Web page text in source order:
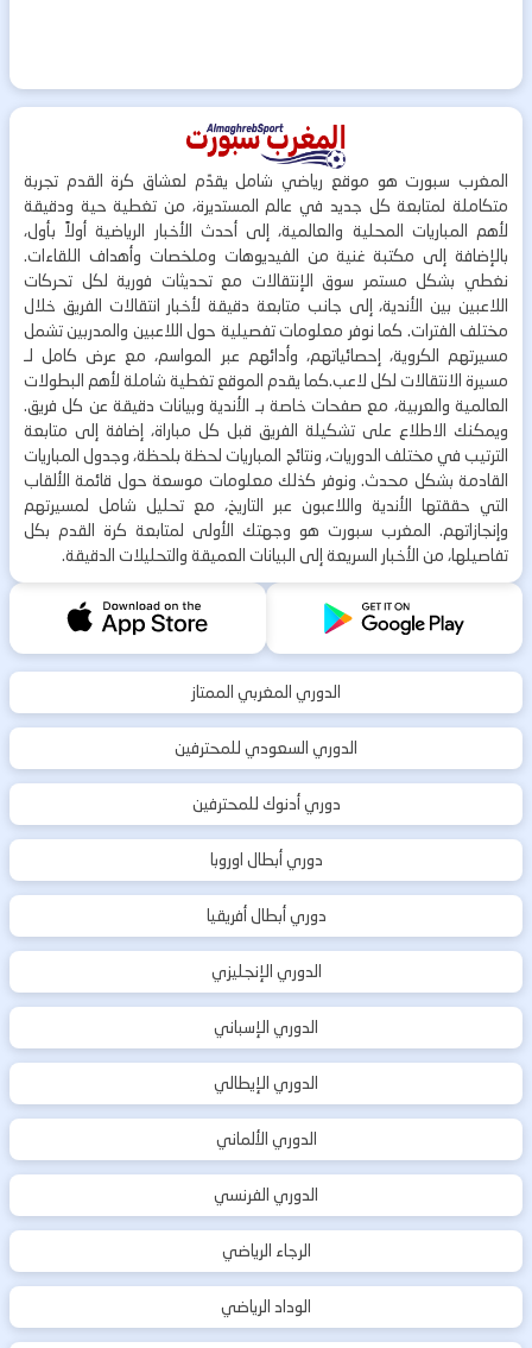
المغرب سبورت هو موقع رياضي شامل يقدّم لعشاق كرة القدم تجربة
متكاملة لمتابعة كل جديد في عالم المستديرة، من تغطية حية ودقيقة
لأهم المباريات المحلية والعالمية، إلى أحدث الأخبار الرياضية أولاً بأول،
بالإضافة إلى مكتبة غنية من الفيديوهات وملخصات وأهداف اللقاءات.
نغطي بشكل مستمر سوق الإنتقالات مع تحديثات فورية لكل تحركات
اللاعبين بين الأندية، إلى جانب متابعة دقيقة لأخبار انتقالات الفريق خلال
مختلف الفترات. كما نوفر معلومات تفصيلية حول اللاعبين والمدربين تشمل
مسيرتهم الكروية، إحصائياتهم، وأدائهم عبر المواسم، مع عرض كامل لـ
مسيرة الانتقالات لكل لاعب.كما يقدم الموقع تغطية شاملة لأهم البطولات
العالمية والعربية، مع صفحات خاصة بـ الأندية وبيانات دقيقة عن كل فريق.
ويمكنك الاطلاع على تشكيلة الفريق قبل كل مباراة، إضافة إلى متابعة
الترتيب في مختلف الدوريات، ونتائج المباريات لحظة بلحظة، وجدول المباريات
القادمة بشكل محدث. ونوفر كذلك معلومات موسعة حول قائمة الألقاب
التي حققتها الأندية واللاعبون عبر التاريخ، مع تحليل شامل لمسيرتهم
وإنجازاتهم. المغرب سبورت هو وجهتك الأولى لمتابعة كرة القدم بكل
تفاصيلها، من الأخبار السريعة إلى البيانات العميقة والتحليلات الدقيقة.
الدوري المغربي الممتاز
الدوري السعودي للمحترفين
دوري أدنوك للمحترفين
دوري أبطال اوروبا
دوري أبطال أفريقيا
الدوري الإنجليزي
الدوري الإسباني
الدوري الإيطالي
الدوري الألماني
الدوري الفرنسي
الرجاء الرياضي
الوداد الرياضي